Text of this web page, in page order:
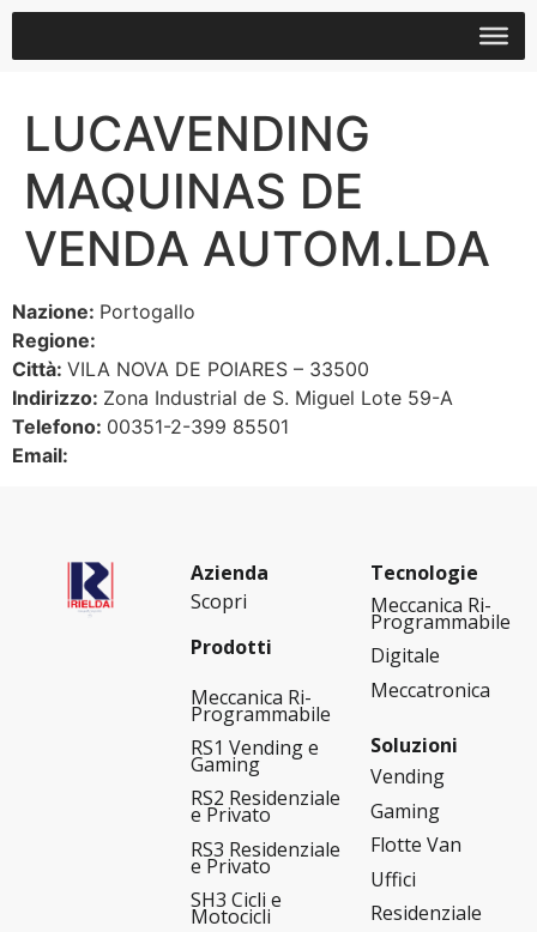
LUCAVENDING
MAQUINAS DE
VENDA AUTOM.LDA
Nazione: Portogallo
Regione:
Città: VILA NOVA DE POIARES – 33500
Indirizzo: Zona Industrial de S. Miguel Lote 59-A
Telefono: 00351-2-399 85501
Email:
Azienda
Scopri
Prodotti
Meccanica Ri-
Programmabile
RS1 Vending e
Gaming
RS2 Residenziale
e Privato
RS3 Residenziale
e Privato
SH3 Cicli e
Motocicli
Tecnologie
Meccanica Ri-
Programmabile
Digitale
Meccatronica
Soluzioni
Vending
Gaming
Flotte Van
Uffici
Residenziale